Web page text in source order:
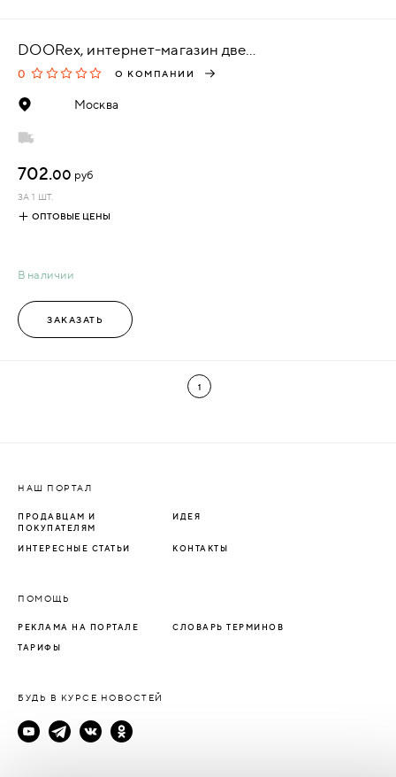
DOORex, интернет-магазин дверей
0 О КОМПАНИИ
Москва
В наличии
702.00 руб
ЗА 1 ШТ.
ОПТОВЫЕ ЦЕНЫ
ЗАКАЗАТЬ
1
НАШ ПОРТАЛ
ПРОДАВЦАМ И
ПОКУПАТЕЛЯМ
ИДЕЯ
ИНТЕРЕСНЫЕ СТАТЬИ КОНТАКТЫ
ПОМОЩЬ
РЕКЛАМА НА ПОРТАЛЕ СЛОВАРЬ ТЕРМИНОВ
ТАРИФЫ
БУДЬ В КУРСЕ НОВОСТЕЙ